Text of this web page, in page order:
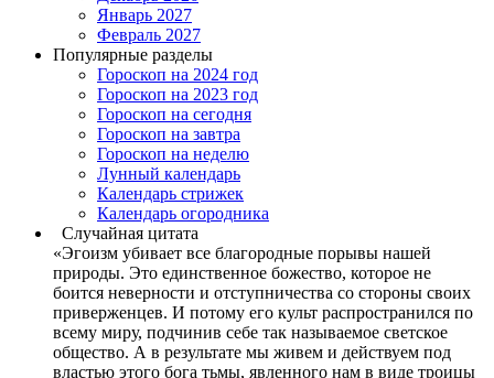
Январь 2027
Февраль 2027
Популярные разделы
Гороскоп на 2024 год
Гороскоп на 2023 год
Гороскоп на сегодня
Гороскоп на завтра
Гороскоп на неделю
Лунный календарь
Календарь стрижек
Календарь огородника
Случайная цитата
«Эгоизм убивает все благородные порывы нашей
природы. Это единственное божество, которое не
боится неверности и отступничества со стороны своих
приверженцев. И потому его культ распространился по
всему миру, подчинив себе так называемое светское
общество. А в результате мы живем и действуем под
властью этого бога тьмы, явленного нам в виде троицы